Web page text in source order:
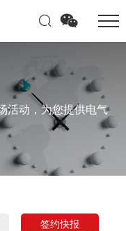
活动，为您提供电气
签约快报